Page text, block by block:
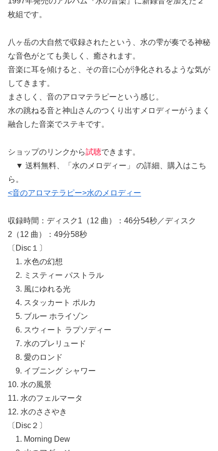
枚組です。
八ヶ岳の大自然で収録されたという、水の雫が奏でる神秘
な音色がとても美しく、癒されます。
音楽に耳を傾けると、その音に心が浄化されるような気が
してきます。
まさしく、音のアロマテラピーという感じ。
水の跳ねる音と神山さんのつくり出すメロディーがうまく
融合した音楽でステキです。
ショップのリンクから試聴できます。
▼ 送料無料、「水のメロディー」 の詳細、購入はこち
ら。
<音のアロマテラピー>水のメロディー
収録時間：ディスク1（12 曲）：46分54秒／ディスク
2（12 曲）：49分58秒
〔Disc１〕
1. 水色の幻想
2. ミスティー パストラル
3. 風にゆれる光
4. スタッカート ポルカ
5. ブルー ホライゾン
6. スウィート ラプソディー
7. 水のプレリュード
8. 愛のロンド
9. イブニング シャワー
10. 水の風景
11. 水のフェルマータ
12. 水のささやき
〔Disc２〕
1. Morning Dew